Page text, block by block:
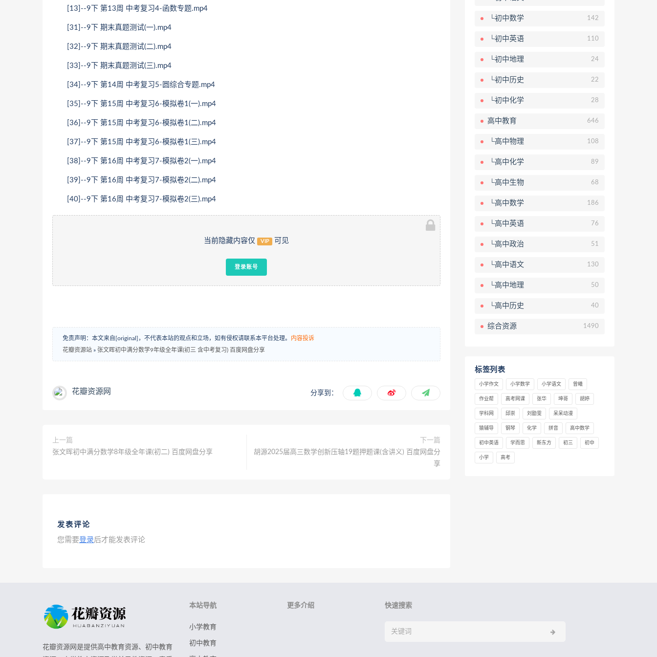
[13]--9下 第13周 中考复习4-函数专题.mp4
[31]--9下 期末真题测试(一).mp4
[32]--9下 期末真题测试(二).mp4
[33]--9下 期末真题测试(三).mp4
[34]--9下 第14周 中考复习5-圆综合专题.mp4
[35]--9下 第15周 中考复习6-模拟卷1(一).mp4
[36]--9下 第15周 中考复习6-模拟卷1(二).mp4
[37]--9下 第15周 中考复习6-模拟卷1(三).mp4
[38]--9下 第16周 中考复习7-模拟卷2(一).mp4
[39]--9下 第16周 中考复习7-模拟卷2(二).mp4
[40]--9下 第16周 中考复习7-模拟卷2(三).mp4
当前隐藏内容仅 VIP 可见
登录账号
免责声明：本文来自[original]，不代表本站的观点和立场，如有侵权请联系本平台处理。 内容投诉
花瓣资源站 » 张文晖初中满分数学9年级全年课(初三 含中考复习) 百度网盘分享
花瓣资源网 分享到：
上一篇
张文晖初中满分数学8年级全年课(初二) 百度网盘分享
下一篇
胡源2025届高三数学创新压轴19题押题课(含讲义) 百度网盘分
享
发表评论
您需要登录后才能发表评论
└初中数学 142
└初中英语 110
└初中地理 24
└初中历史 22
└初中化学 28
高中教育 646
└高中物理 108
└高中化学 89
└高中生物 68
└高中数学 186
└高中英语 76
└高中政治 51
└高中语文 130
└高中地理 50
└高中历史 40
综合资源 1490
标签列表
小学作文 小学数学 小学语文 曾曦
作业帮 高考网课 张华 坤哥 胡婷
学科网 邱崇 刘勖雯 呆呆动漫
猿辅导 钢琴 化学 拼音 高中数学
初中英语 学而思 新东方 初三 初中
小学 高考
花瓣资源网是提供高中教育资源、初中教育
本站导航
小学教育
初中教育
更多介绍 快速搜索